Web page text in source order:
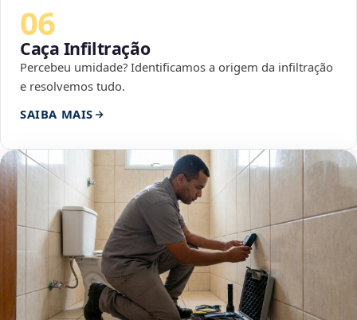
06
Caça Infiltração
Percebeu umidade? Identificamos a origem da infiltração
e resolvemos tudo.
SAIBA MAIS